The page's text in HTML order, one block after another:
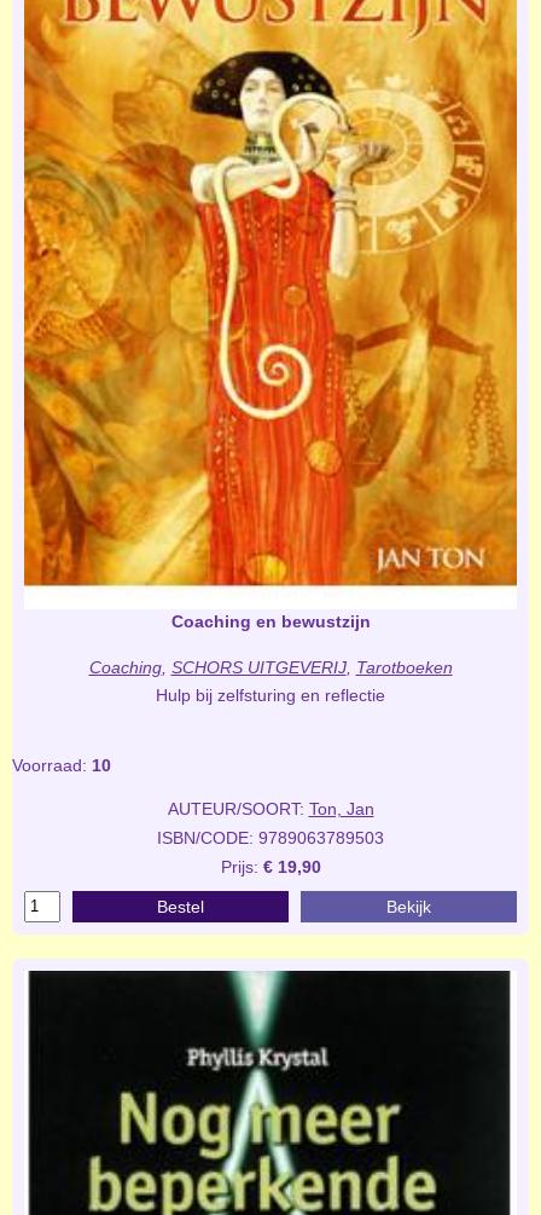
Coaching en bewustzijn
Coaching, SCHORS UITGEVERIJ, Tarotboeken
Hulp bij zelfsturing en reflectie
Voorraad: 10
AUTEUR/SOORT: Ton, Jan
ISBN/CODE: 9789063789503
Prijs: € 19,90
Bestel Bekijk